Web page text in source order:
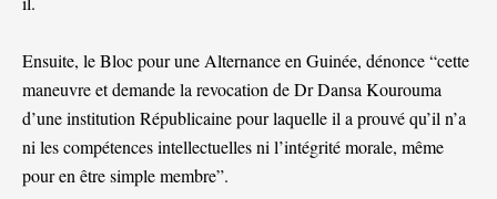
Ensuite, le Bloc pour une Alternance en Guinée, dénonce “cette
maneuvre et demande la revocation de Dr Dansa Kourouma
d’une institution Républicaine pour laquelle il a prouvé qu’il n’a
ni les compétences intellectuelles ni l’intégrité morale, même
pour en être simple membre”.